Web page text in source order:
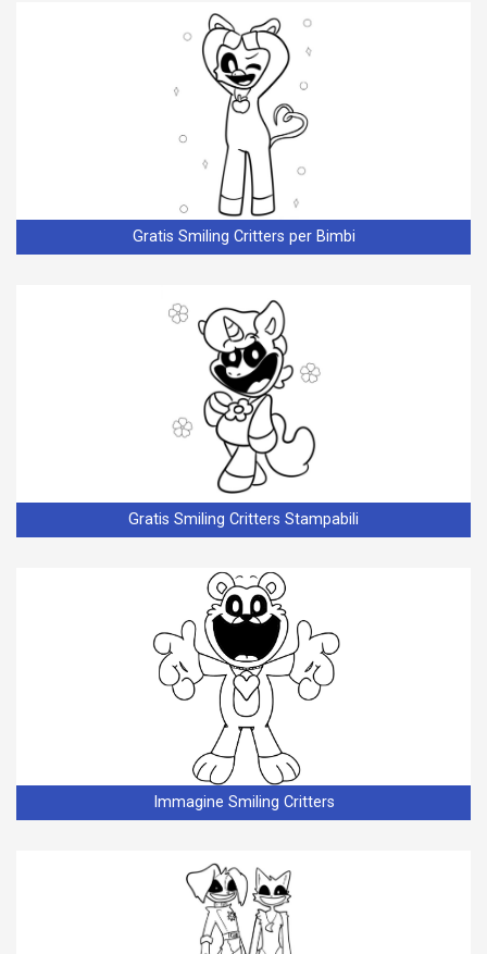
Gratis Smiling Critters per Bimbi
Gratis Smiling Critters Stampabili
Immagine Smiling Critters